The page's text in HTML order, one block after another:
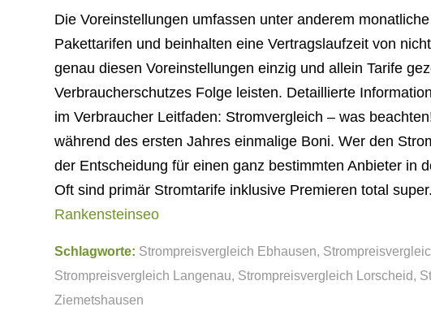
Die Voreinstellungen umfassen unter anderem
Pakettarifen und beinhalten eine Vertragslaufzeit von
genau diesen Voreinstellungen einzig und allein Tarife
Verbraucherschutzes Folge leisten. Detaillierte
im Verbraucher Leitfaden: Stromvergleich – was
während des ersten Jahres einmalige Boni. Wer den
der Entscheidung für einen ganz bestimmten Anbieter in
Oft sind primär Stromtarife inklusive Premieren total super.
Rankensteinseo
Schlagworte: Strompreisvergleich Ebhausen,
Strompreisvergleich Langenau, Strompreisvergleich Lorscheid,
Ziemetshausen